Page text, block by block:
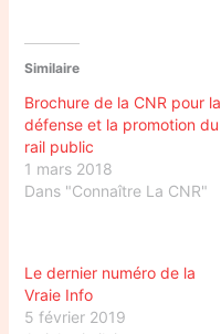
Similaire
Brochure de la CNR pour la
défense et la promotion du
rail public
1 mars 2018
Dans "Connaître La CNR"
Le dernier numéro de la
Vraie Info
5 février 2019